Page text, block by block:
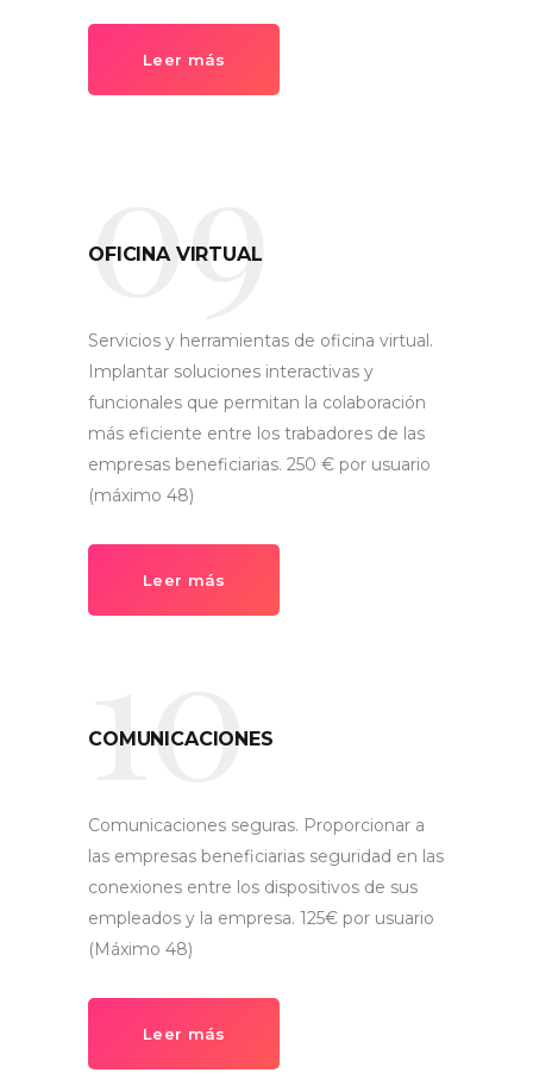
Leer más
OFICINA VIRTUAL
09
Servicios y herramientas de oficina virtual.
Implantar soluciones interactivas y
funcionales que permitan la colaboración
más eficiente entre los trabadores de las
empresas beneficiarias. 250 € por usuario
(máximo 48)
Leer más
COMUNICACIONES
10
Comunicaciones seguras. Proporcionar a
las empresas beneficiarias seguridad en las
conexiones entre los dispositivos de sus
empleados y la empresa. 125€ por usuario
(Máximo 48)
Leer más